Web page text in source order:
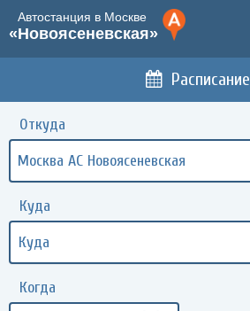
Автостанция в Москве
«Новоясеневская»
Расписание
Откуда
Москва АС Новоясеневская
Куда
Когда